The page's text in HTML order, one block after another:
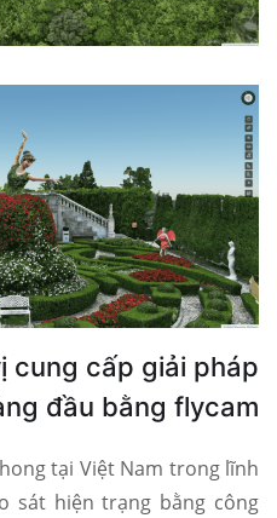
cung cấp giải pháp
đầu bằng flycam
tại Việt Nam trong lĩnh
sát hiện trạng bằng công